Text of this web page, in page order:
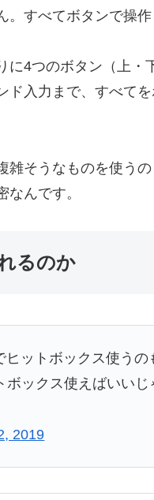
すべてボタンで操作
に4つのボタン（上・
ド入力まで、すべて
雑そうなものを使う
んです。
るのか
ットボックス使う
ックス使えばいいじ
2019